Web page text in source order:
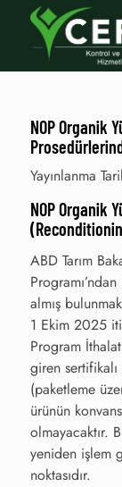
NOP Organik
Yayınlanma
NOP Organik
ABD Tarım
almış
1 Ekim 2025
Program
giren
(paketleme
ürünün
olmayacaktır.
yeniden işlem
noktasıdır.